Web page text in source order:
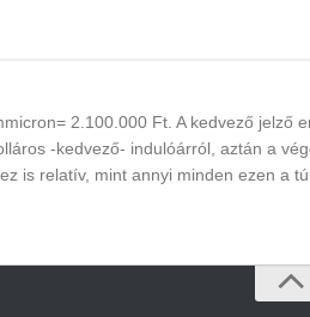
2.100.000 Ft. A kedvező jelző
-kedvező- indulóárról, aztán a
is relatív, mint annyi minden ezen a